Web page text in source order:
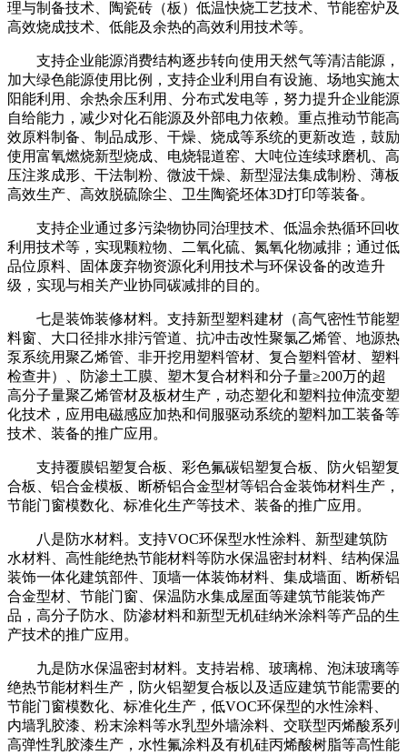
理与制备技术、陶瓷砖（板）低温快烧工艺技术、节能窑炉及
高效烧成技术、低能及余热的高效利用技术等。
支持企业能源消费结构逐步转向使用天然气等清洁能源，
加大绿色能源使用比例，支持企业利用自有设施、场地实施太
阳能利用、余热余压利用、分布式发电等，努力提升企业能源
自给能力，减少对化石能源及外部电力依赖。重点推动节能高
效原料制备、制品成形、干燥、烧成等系统的更新改造，鼓励
使用富氧燃烧新型烧成、电烧辊道窑、大吨位连续球磨机、高
压注浆成形、干法制粉、微波干燥、新型湿法集成制粉、薄板
高效生产、高效脱硫除尘、卫生陶瓷坯体3D打印等装备。
支持企业通过多污染物协同治理技术、低温余热循环回收
利用技术等，实现颗粒物、二氧化硫、氮氧化物减排；通过低
品位原料、固体废弃物资源化利用技术与环保设备的改造升
级，实现与相关产业协同碳减排的目的。
七是装饰装修材料。支持新型塑料建材（高气密性节能塑
料窗、大口径排水排污管道、抗冲击改性聚氯乙烯管、地源热
泵系统用聚乙烯管、非开挖用塑料管材、复合塑料管材、塑料
检查井）、防渗土工膜、塑木复合材料和分子量≥200万的超
高分子量聚乙烯管材及板材生产，动态塑化和塑料拉伸流变塑
化技术，应用电磁感应加热和伺服驱动系统的塑料加工装备等
技术、装备的推广应用。
支持覆膜铝塑复合板、彩色氟碳铝塑复合板、防火铝塑复
合板、铝合金模板、断桥铝合金型材等铝合金装饰材料生产，
节能门窗模数化、标准化生产等技术、装备的推广应用。
八是防水材料。支持VOC环保型水性涂料、新型建筑防
水材料、高性能绝热节能材料等防水保温密封材料、结构保温
装饰一体化建筑部件、顶墙一体装饰材料、集成墙面、断桥铝
合金型材、节能门窗、保温防水集成屋面等建筑节能装饰产
品，高分子防水、防渗材料和新型无机硅纳米涂料等产品的生
产技术的推广应用。
九是防水保温密封材料。支持岩棉、玻璃棉、泡沫玻璃等
绝热节能材料生产，防火铝塑复合板以及适应建筑节能需要的
节能门窗模数化、标准化生产，低VOC环保型的水性涂料、
内墙乳胶漆、粉末涂料等水乳型外墙涂料、交联型丙烯酸系列
高弹性乳胶漆生产，水性氟涂料及有机硅丙烯酸树脂等高性能